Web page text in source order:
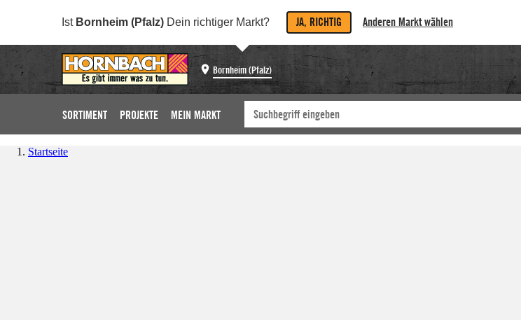
Ist Bornheim (Pfalz) Dein richtiger Markt? JA, RICHTIG Anderen Markt wählen
Bornheim (Pfalz)
SORTIMENT PROJEKTE MEIN MARKT
Startseite